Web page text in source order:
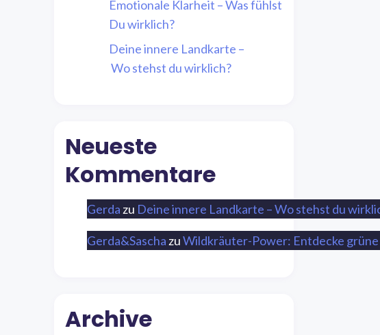
Emotionale Klarheit – Was fühlst
Du wirklich?
Deine innere Landkarte –
Wo stehst du wirklich?
Neueste
Kommentare
Gerda zu Deine innere Landkarte – Wo stehst du
Gerda&Sascha zuWildkräuter-Power: Entdecke
Archive